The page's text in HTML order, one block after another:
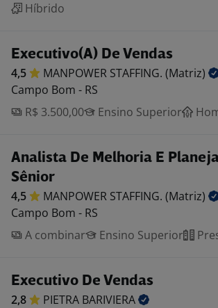
Híbrido
Executivo(A) De Vendas
4,5 MANPOWER STAFFING. (Matriz)
Campo Bom - RS
R$ 3.500,00
Ensino Superior
Analista De Melhoria E
Sênior
4,5 MANPOWER STAFFING. (Matriz)
Campo Bom - RS
A combinar
Ensino Superior
Executivo De Vendas
2,8 PIETRA BARIVIERA